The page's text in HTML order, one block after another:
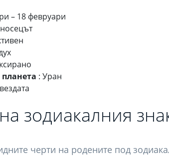
– 18 февруари
: Уран
зодиакалния
черти на родените под